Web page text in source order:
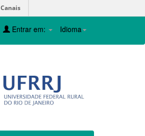
Canais
Idioma
Entrar em: